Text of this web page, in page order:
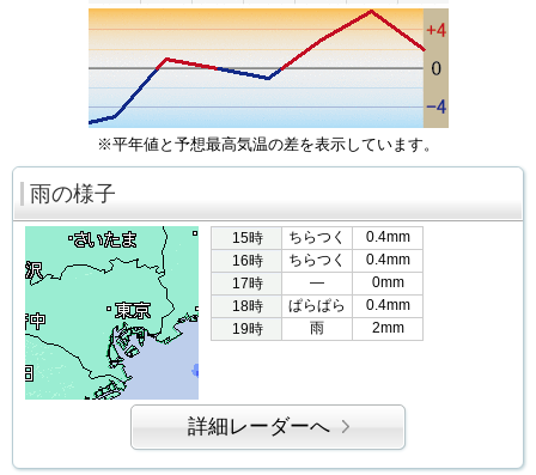
※平年値と予想最高気温の差を表示しています。
雨の様子
15時 ちらつく
0.4mm
16時
ちらつく
0.4mm
17時
―
0mm
18時
ぱらぱら
0.4mm
19時
雨 2mm
詳細レーダーへ